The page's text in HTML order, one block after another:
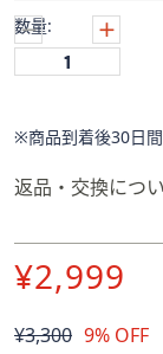
し
て
閲
で
ま
数量:
※商品到着後30日間
返品・交換につ
¥2,999
削
¥3,300 9% OFF